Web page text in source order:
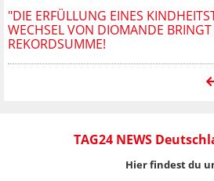
"DIE ERFÜLLUNG EINES
WECHSEL VON DIOMANDE BRINGT
REKORDSUMME!
TAG24 NEWS
Hier findest du